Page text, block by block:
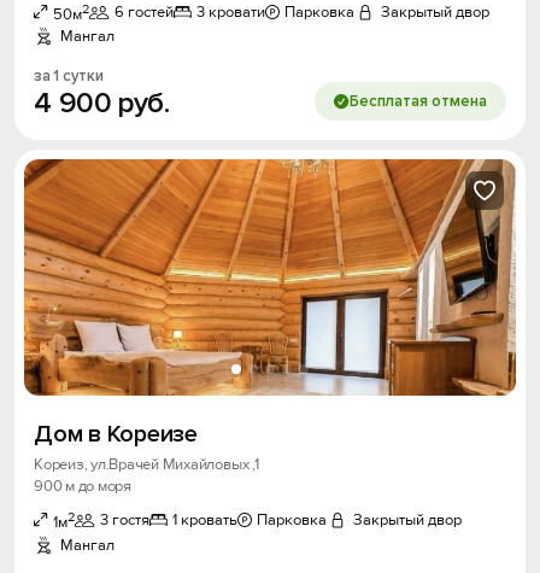
50м2 6 гостей 3 кровати Парковка
Закрытый двор
Мангал
за 1 сутки
4 900 руб. Бесплатая отмена
Дом в Кореизе
Кореиз, ул.Врачей Михайловых ,1
900 м до моря
1м2 3 гостя 1 кровать Парковка
Закрытый двор
Мангал